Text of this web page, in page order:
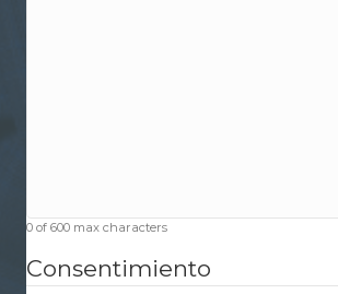
0 of 600 max characters
Consentimiento